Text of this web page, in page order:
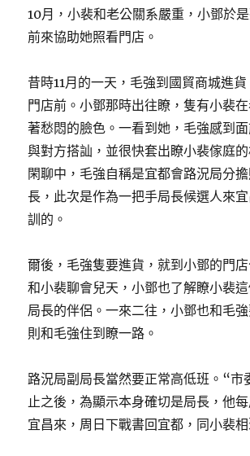
10月，小裴和老公關系嚴重，小鄧於
前來協助她照看門店。
昔時11月的一天，毛強到國貿商城進
門店前。小鄧那時出往瞭，隻有小裴
著愁悶的臉色。一看到她，毛強感到
與對方搭訕，並很快套出瞭小裴傢庭
閑聊中，毛強自稱是宜都會路況局分
長，此次是作為一把手局長候選人來
訓的。
爾後，毛強隻要進貨，就到小鄧的門店
和小裴聊會兒天，小鄧也了解瞭小裴
局長的伴侶。一來二往，小鄧也和毛
則和毛強住到瞭一路。
路況局副局長當然要正常高低班。“市
止之後，為顯示本身確切是局長，他
宜昌來，周日下戰書回宜都，同小裴相